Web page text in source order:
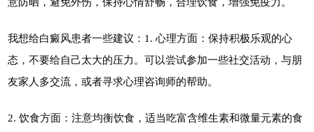
我想给白癜风患者一些建议：1. 心理方面：保持积极乐观的心
态，不要给自己太大的压力。可以尝试参加一些社交活动，与朋
友家人多交流，或者寻求心理咨询师的帮助。
2. 饮食方面：注意均衡饮食，适当吃富含维生素和微量元素的食